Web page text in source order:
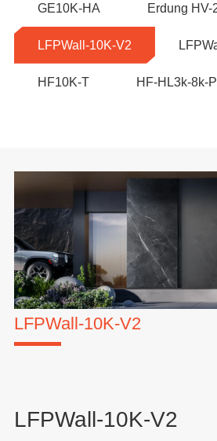
GE10K-HA Erdung HV-
LFPWall-10K-V2
HF10K-T HF-HL3k-8k-
LFPWall-10K-V2
LFPWall-10K-V2